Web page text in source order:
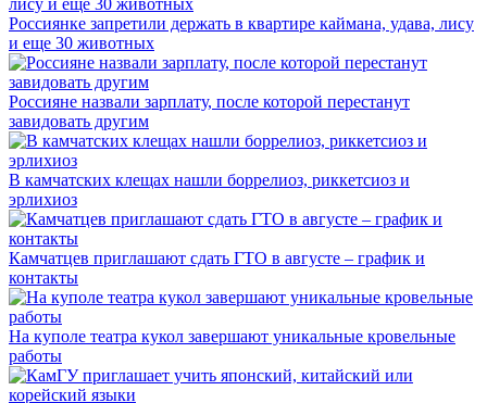
Россиянке запретили держать в квартире каймана, удава, лису
и еще 30 животных
Россияне назвали зарплату, после которой перестанут
завидовать другим
В камчатских клещах нашли боррелиоз, риккетсиоз и
эрлихиоз
Камчатцев приглашают сдать ГТО в августе – график и
контакты
На куполе театра кукол завершают уникальные кровельные
работы